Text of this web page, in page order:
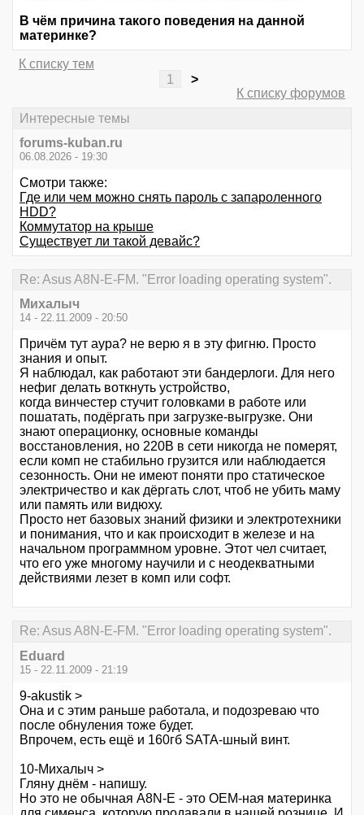
В чём причина такого поведения на данной
материнке?
К списку тем
1
>
К списку форумов
Интересные темы
forums-kuban.ru
06.08.2026 - 19:30
Смотри также:
Где или чем можно снять пароль с запароленного
HDD?
Коммутатор на крыше
Существует ли такой девайс?
Re: Asus A8N-E-FM. "Error loading operating system".
Михалыч
14 - 22.11.2009 - 20:50
Причём тут аура? не верю я в эту фигню. Просто
знания и опыт.
Я наблюдал, как работают эти бандерлоги. Для него
нефиг делать воткнуть устройство,
когда винчестер стучит головками в работе или
пошатать, подёргать при загрузке-выгрузке. Они
знают операционку, основные команды
восстановления, но 220В в сети никогда не померят,
если комп не стабильно грузится или наблюдается
сезонность. Они не имеют поняти про статическое
электричество и как дёргать слот, чтоб не убить маму
или память или видюху.
Просто нет базовых знаний физики и электротехники
и понимания, что и как происходит в железе и на
начальном программном уровне. Этот чел считает,
что его уже многому научили и с неодекватными
действиями лезет в комп или софт.
Re: Asus A8N-E-FM. "Error loading operating system".
Eduard
15 - 22.11.2009 - 21:19
9-akustik >
Она и с этим раньше работала, и подозреваю что
после обнуления тоже будет.
Впрочем, есть ещё и 160гб SATA-шный винт.
10-Михалыч >
Гляну днём - напишу.
Но это не обычная A8N-E - это ОЕМ-ная материнка